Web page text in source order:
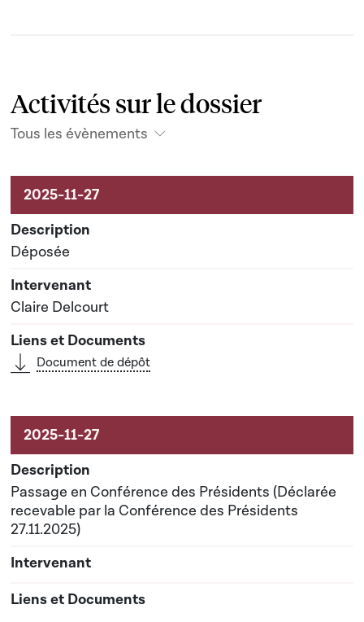
Activités sur le dossier
Tous les évènements
Activités sur le dossier
Déposée
Claire Delcourt
Document de dépôt
Passage en Conférence des Présidents (Déclarée
recevable par la Conférence des Présidents
27.11.2025)